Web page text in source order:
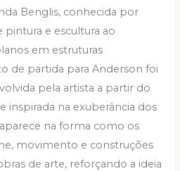
Benglis, conhecida por
pintura e escultura ao
em estruturas
de partida para Anderson foi
pela artista a partir do
inspirada na exuberância dos
na forma como os
movimento e construções
de arte, reforçando a ideia